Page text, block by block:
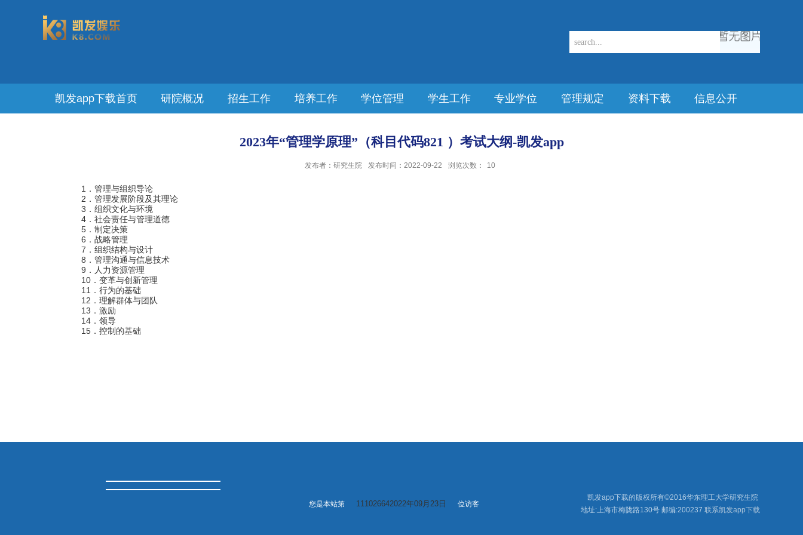
凯发app下载首页 研院概况 招生工作 培养工作 学位管理 学生工作 专业学位 管理规定 资料下载 信息公开
2023年“管理学原理”（科目代码821 ）考试大纲-凯发app
发布者：研究生院 发布时间：2022-09-22 浏览次数： 10
1 ．管理与组织导论
2 ．管理发展阶段及其理论
3 ．组织文化与环境
4 ．社会责任与管理道德
5 ．制定决策
6 ．战略管理
7 ．组织结构与设计
8 ．管理沟通与信息技术
9 ．人力资源管理
10 ．变革与创新管理
11 ．行为的基础
12 ．理解群体与团队
13 ．激励
14 ．领导
15 ．控制的基础
您是本站第 111026642022年09月23日 位访客
凯发app下载的版权所有©2016华东理工大学研究生院
地址:上海市梅陇路130号 邮编:200237 联系凯发app下载